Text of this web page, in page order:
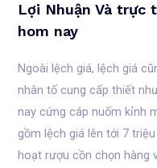
Lợi Nhuận Và trực
hom nay
Ngoài lệch giá, lệch giá
nhân tố cung cấp thiết
nay cứng cáp nuốm kỉnh
gồm lệch giá lên tới 7
hoạt rượu cồn chọn hàng